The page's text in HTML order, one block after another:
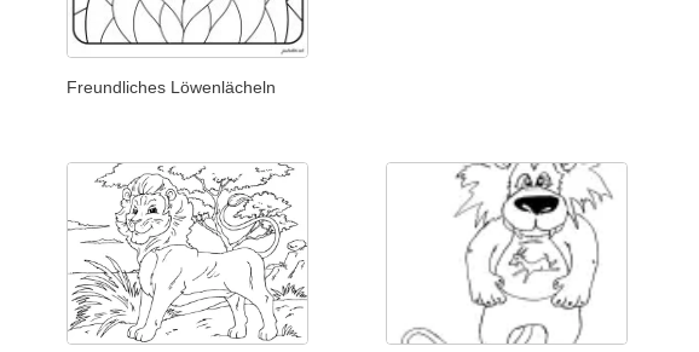
Freundliches Löwenlächeln